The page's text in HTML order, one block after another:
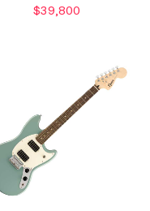
$39,800